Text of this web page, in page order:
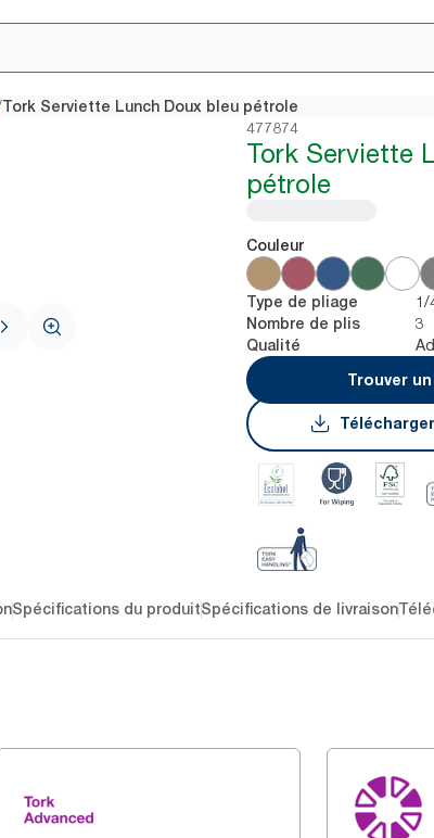
Tork Serviette Lunch Doux bleu pétrole
477874
Tork Serviette
pétrole
Couleur
Type de pliage 1/
Nombre de plis 3
Qualité
Trouver
Spécifications du produitSpécifications de livraison